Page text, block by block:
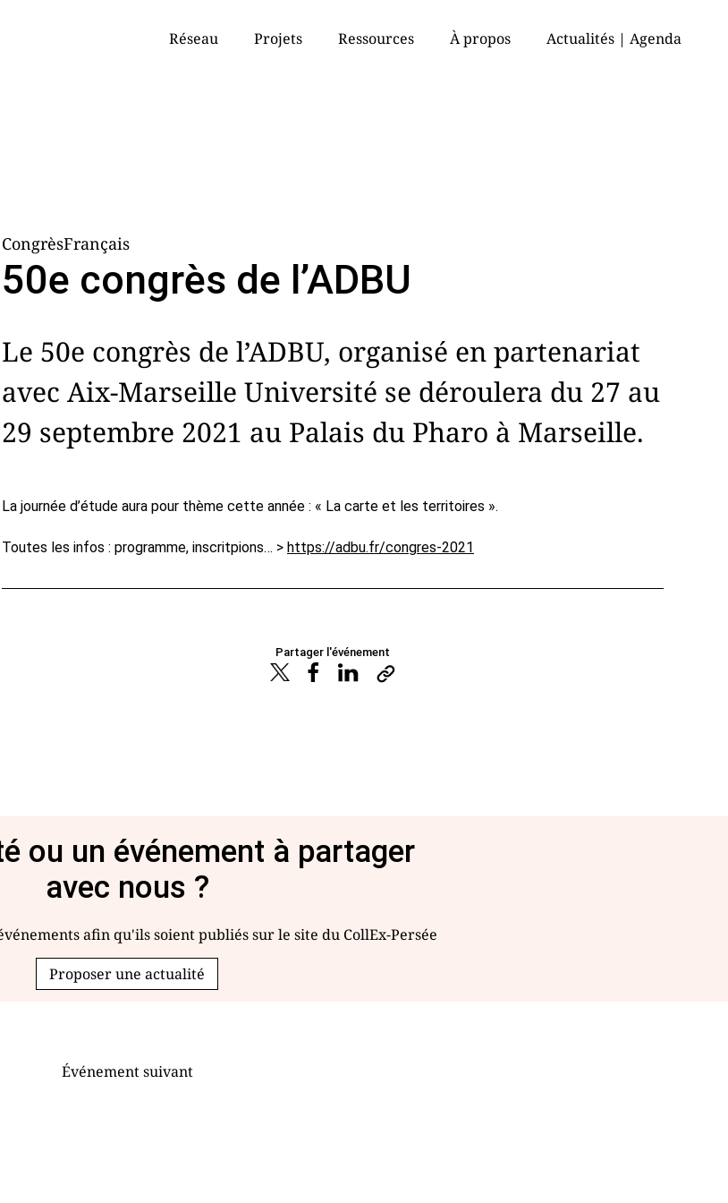
Réseau Projets Ressources À propos Actualités | Agenda
CongrèsFrançais
50e congrès de l’ADBU
Le 50e congrès de l’ADBU, organisé en partenariat
avec Aix-Marseille Université se déroulera du 27 au
29 septembre 2021 au Palais du Pharo à Marseille.
La journée d’étude aura pour thème cette année : « La carte et les territoires ».
Toutes les infos : programme, inscritpions… > https://adbu.fr/congres-2021
Partager l'événement
ou un événement à partager
avec nous ?
afin qu'ils soient publiés sur le site du CollEx-Persée
Proposer une actualité
Événement suivant